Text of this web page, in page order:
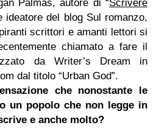
Palmas, autore di “Scrivere
ideatore del blog Sul romanzo,
scrittori e amanti lettori si
chiamato a fare il
da Writer’s Dream in
dal titolo “Urban God”.
che nonostante le
un popolo che non legge in
e anche molto?